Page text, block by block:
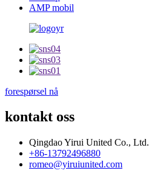
AMP mobil
forespørsel nå
kontakt oss
Qingdao Yirui United Co., Ltd.
+86-13792496880
romeo@yiruiunited.com